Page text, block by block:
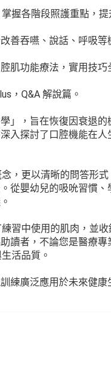
各階段照護重點，提
吞嚥、說話、呼吸等
功能療法，實用技巧
Q&A 解說篇。
，旨在恢復因衰退的
入探討了口腔機能在
更以清晰的問答形式
從嬰幼兒的吸吮習慣
中使用的肌肉，並收
讀者，不論您是醫療
活品質。
廣泛應用於未來健康